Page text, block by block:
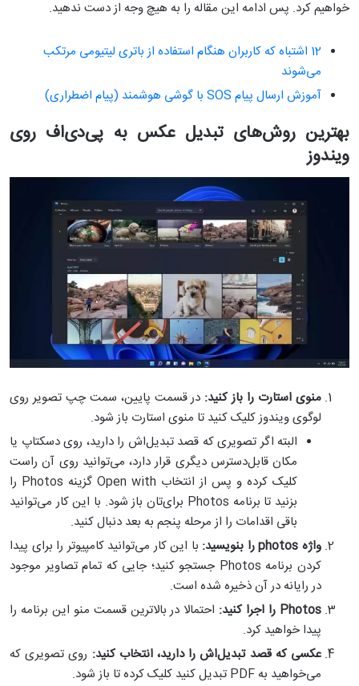
خواهیم کرد. پس ادامه این مقاله را به هیچ وجه از دست ندهید.
12 اشتباه که کاربران هنگام استفاده از باتری لیتیومی مرتکب
می‌شوند
آموزش ارسال پیام SOS با گوشی‌ هوشمند (پیام اضطراری)
بهترین روش‌های تبدیل عکس به پی‌دی‌اف روی
ویندوز
منوی استارت را باز کنید: در قسمت پایین، سمت چپ تصویر روی
لوگوی ویندوز کلیک کنید تا منوی استارت باز شود.
البته اگر تصویری که قصد تبدیل‌اش را دارید، روی دسکتاپ یا
مکان قابل‌دسترس دیگری قرار دارد، می‌توانید روی آن راست
کلیک کرده و پس از انتخاب Open with گزینه Photos را
بزنید تا برنامه Photos برای‌تان باز شود. با این کار می‌توانید
باقی اقدامات را از مرحله پنجم به بعد دنبال کنید.
واژه photosرا بنویسید: با این کار می‌توانید کامپیوتر را برای پیدا
کردن برنامه Photos جستجو کنید؛ جایی که تمام تصاویر موجود
در رایانه در آن ذخیره شده است.
Photos را اجرا کنید: احتمالا در بالاترین قسمت منو این برنامه را
پیدا خواهید کرد.
عکسی که قصد تبدیل‌اش را دارید، انتخاب کنید: روی تصویری که
می‌خواهید به PDF تبدیل کنید کلیک کرده تا باز شود.